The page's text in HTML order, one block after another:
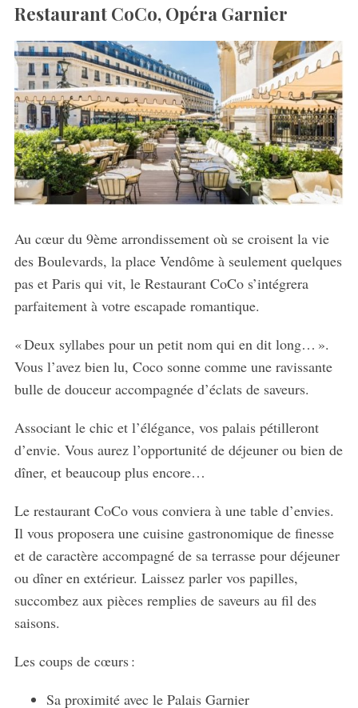
Restaurant CoCo, Opéra Garnier
Au cœur du 9èmearrondissement où se croisent la vie
des Boulevards, la place Vendôme à seulement quelques
pas et Paris qui vit, le Restaurant CoCo s’intégrera
parfaitement à votre escapade romantique.
« Deux syllabes pour un petit nom qui en dit long… ».
Vous l’avez bien lu, Coco sonne comme une ravissante
bulle de douceur accompagnée d’éclats de saveurs.
Associant le chic et l’élégance, vos palais pétilleront
d’envie. Vous aurez l’opportunité de déjeuner ou bien de
dîner, et beaucoup plus encore…
Le restaurant CoCo vous conviera à une table d’envies.
Il vous proposera une cuisine gastronomique de finesse
et de caractère accompagné de sa terrasse pour déjeuner
ou dîner en extérieur. Laissez parler vos papilles,
succombez aux pièces remplies de saveurs au fil des
saisons.
Les coups de cœurs :
Sa proximité avec le Palais Garnier